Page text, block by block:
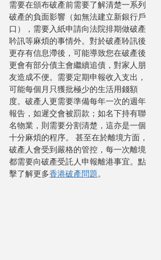
需要在頒布破產前需要了解清楚一系列
破產的負面影響（如無法建立新銀行戶
口），需要入紙申請向法院排期做破產
耹訊等麻煩的事情外。對於破產聆訊後
更存有信息滯後，可能導致您在破產後
更會有部分債主會繼續追債，對家人朋
友造成不便。需要定期申報收入支出，
可能每個月只獲批極少的生活用錢額
度。破產人更需要準備每年一次的週年
報告，如遲交會被罰款；如名下持有聯
名物業，則需要分割清楚，這亦是一個
十分麻煩的程序。 甚至在於離境方面，
破產人會受到嚴格的管控，每一次離境
都需要向破產受託人申報離港事宜。點
擊了解更多香港破產問題 。